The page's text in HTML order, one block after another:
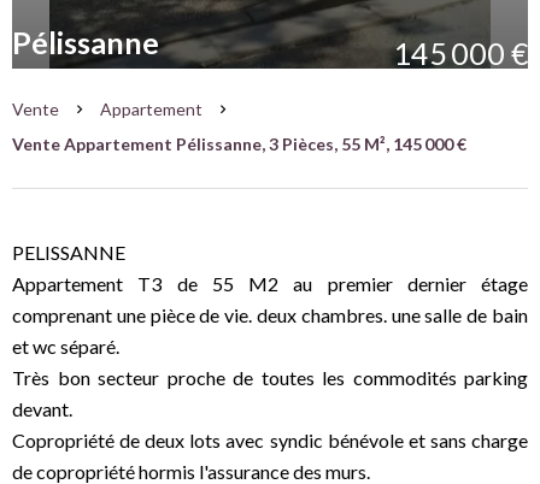
Pélissanne 145 000 €
Vente
Appartement
Vente Appartement Pélissanne, 3 Pièces, 55 M², 145 000 €
PELISSANNE
Appartement T3 de 55 M2 au premier dernier étage
comprenant une pièce de vie. deux chambres. une salle de bain
et wc séparé.
Très bon secteur proche de toutes les commodités parking
devant.
Copropriété de deux lots avec syndic bénévole et sans charge
de copropriété hormis l'assurance des murs.